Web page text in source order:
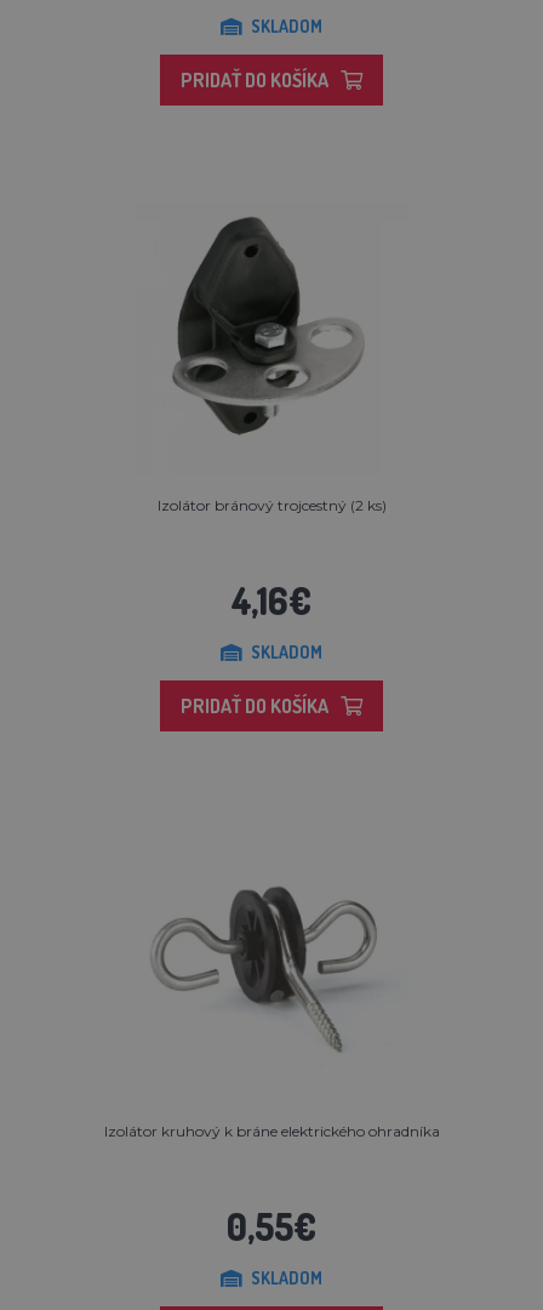
SKLADOM
PRIDAŤ DO KOŠÍKA
Izolátor bránový trojcestný (2 ks)
4,16€
SKLADOM
PRIDAŤ DO KOŠÍKA
Izolátor kruhový k bráne elektrického ohradníka
0,55€
SKLADOM